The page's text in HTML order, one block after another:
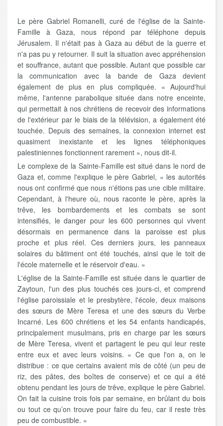
Le père Gabriel Romanelli, curé de l'église de la Sainte-
Famille à Gaza, nous répond par téléphone depuis
Jérusalem. Il n'était pas à Gaza au début de la guerre et
n'a pas pu y retourner. Il suit la situation avec appréhension
et souffrance, autant que possible. Autant que possible car
la communication avec la bande de Gaza devient
également de plus en plus compliquée. « Aujourd'hui
même, l'antenne parabolique située dans notre enceinte,
qui permettait à nos chrétiens de recevoir des informations
de l'extérieur par le biais de la télévision, a également été
touchée. Depuis des semaines, la connexion internet est
quasiment inexistante et les lignes téléphoniques
palestiniennes fonctionnent rarement », nous dit-il.
Le complexe de la Sainte-Famille est situé dans le nord de
Gaza et, comme l'explique le père Gabriel, « les autorités
nous ont confirmé que nous n'étions pas une cible militaire.
Cependant, à l'heure où, nous raconte le père, après la
trêve, les bombardements et les combats se sont
intensifiés, le danger pour les 600 personnes qui vivent
désormais en permanence dans la paroisse est plus
proche et plus réel. Ces derniers jours, les panneaux
solaires du bâtiment ont été touchés, ainsi que le toit de
l'école maternelle et le réservoir d'eau. »
L'église de la Sainte-Famille est située dans le quartier de
Zaytoun, l'un des plus touchés ces jours-ci, et comprend
l'église paroissiale et le presbytère, l'école, deux maisons
des sœurs de Mère Teresa et une des sœurs du Verbe
Incarné. Les 600 chrétiens et les 54 enfants handicapés,
principalement musulmans, pris en charge par les sœurs
de Mère Teresa, vivent et partagent le peu qui leur reste
entre eux et avec leurs voisins. « Ce que l'on a, on le
distribue : ce que certains avaient mis de côté (un peu de
riz, des pâtes, des boîtes de conserve) et ce qui a été
obtenu pendant les jours de trêve, explique le père Gabriel.
On fait la cuisine trois fois par semaine, en brûlant du bois
ou tout ce qu’on trouve pour faire du feu, car il reste très
peu de combustible. »